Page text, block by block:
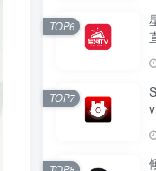
TOP6
TOP7